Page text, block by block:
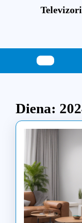
Diena: